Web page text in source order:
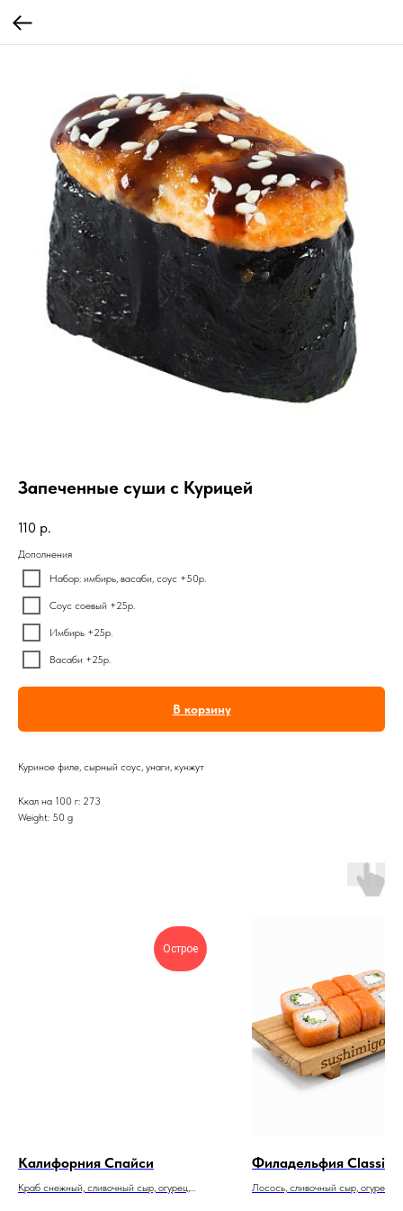
Запеченные суши с Курицей
110 р.
Дополнения
Набор: имбирь, васаби, соус +50р.
Соус соевый +25р.
Имбирь +25р.
Васаби +25р.
В корзину
Куриное филе, сырный соус, унаги, кунжут
Ккал на 100 г: 273
Weight: 50 g
Острое
Калифорния Спайси
Краб снежный, сливочный сыр, огурец,
Филадельфия Classic
Лосось, сливочный сыр, огурец